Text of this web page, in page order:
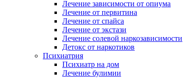
Лечение зависимости от опиума
Лечение от первитина
Лечение от спайса
Лечение от экстази
Лечение солевой наркозависимости
Детокс от наркотиков
Психиатрия
Психиатр на дом
Лечение булимии